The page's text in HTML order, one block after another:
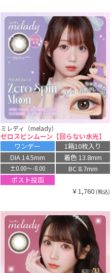
ミレディ（melady）
ゼロスピンムーン【回らない水光】
ワンデー
1箱10枚入り
DIA 14.5mm
着色 13.8mm
±0.00〜-8.00
BC 8.7mm
ポスト投函
￥1,760 (税込)